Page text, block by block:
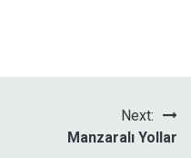
Next:
Manzaralı Yollar